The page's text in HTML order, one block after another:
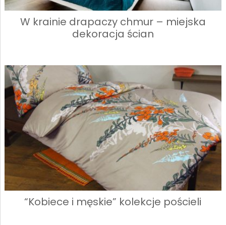
W krainie drapaczy chmur – miejska
dekoracja ścian
“Kobiece i męskie” kolekcje pościeli